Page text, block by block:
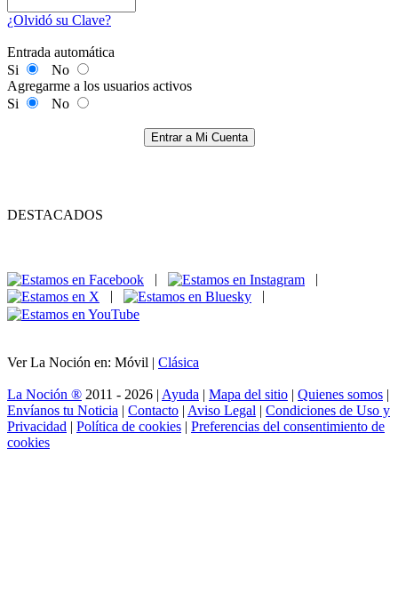
¿Olvidó su Clave?
Entrada automática
Si
No
Agregarme a los usuarios activos
Si
No
Entrar a Mi Cuenta
DESTACADOS
|
|
|
|
Ver La Noción en: Móvil | Clásica
La Noción ® 2011 - 2026 | Ayuda | Mapa del sitio | Quienes somos |
Envíanos tu Noticia | Contacto | Aviso Legal | Condiciones de Uso y
Privacidad | Política de cookies | Preferencias del consentimiento de
cookies